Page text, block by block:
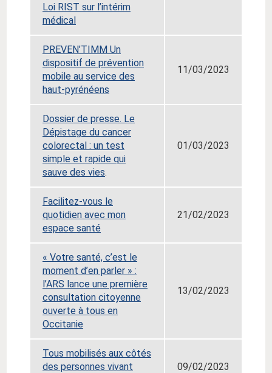
Loi RIST sur l’intérim
médical
PREVEN’TIMM Un
dispositif de prévention
mobile au service des
haut-pyrénéens
11/03/2023
Dossier de presse. Le
Dépistage du cancer
colorectal : un test
simple et rapide qui
sauve des vies.
01/03/2023
Facilitez-vous le
quotidien avec mon
espace santé
21/02/2023
« Votre santé, c’est le
moment d’en parler » :
l’ARS lance une première
consultation citoyenne
ouverte à tous en
Occitanie
13/02/2023
Tous mobilisés aux côtés
des personnes vivant
09/02/2023